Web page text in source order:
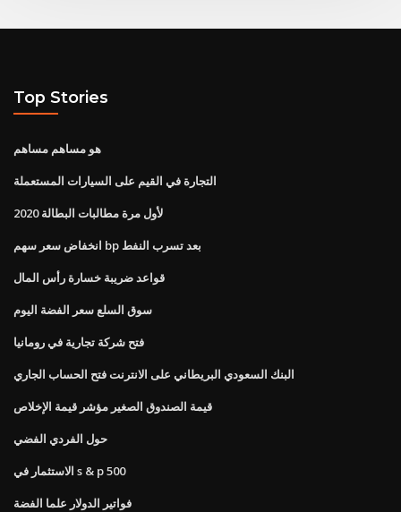
Top Stories
هو مساهم مساهم
التجارة في القيم على السيارات المستعملة
لأول مرة مطالبات البطالة 2020
انخفاض سعر سهم bp بعد تسرب النفط
قواعد ضريبة خسارة رأس المال
سوق السلع سعر الفضة اليوم
فتح شركة تجارية في رومانيا
البنك السعودي البريطاني على الانترنت فتح الحساب الجاري
قيمة الصندوق الصغير مؤشر قيمة الإخلاص
حول الفردي الفضي
الاستثمار في s & p 500
فواتير الدولار علما الفضة